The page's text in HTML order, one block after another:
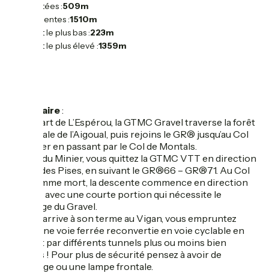
Montées :509m
Descentes :1510m
Point le plus bas :223m
Point le plus élevé :1359m
L'itinéraire:
Au départ de L’Espérou, la GTMC Gravel traverse la forêt
domaniale de l’Aigoual, puis rejoins le GR® jusqu’au Col
du Minier en passant par le Col de Montals.
Du Col du Minier, vous quittez la GTMC VTT en direction
du Lac des Pises, en suivant le GR®66 – GR®71. Au Col
de l’Homme mort, la descente commence en direction
de Arre avec une courte portion qui nécessite le
poussage du Gravel.
L’étape arrive à son terme au Vigan, vous empruntez
l’ancienne voie ferrée reconvertie en voie cyclable en
passant par différents tunnels plus ou moins bien
éclairés ! Pour plus de sécurité pensez à avoir de
l'éclairage ou une lampe frontale.